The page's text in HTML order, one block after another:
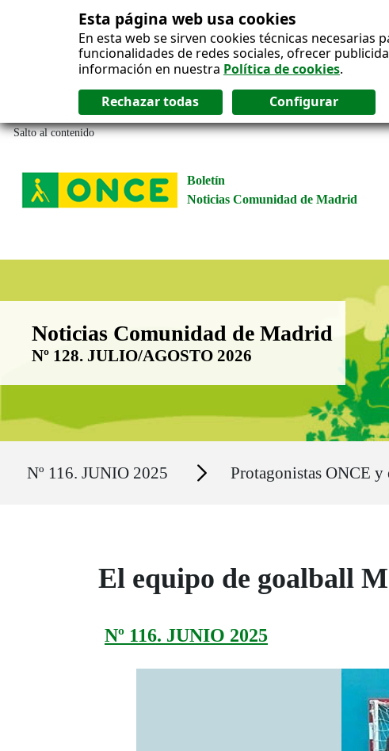
Esta página web usa cookies
En esta web se sirven cookies técnicas
funcionalidades de redes sociales, ofrecer
información en nuestra Política de cookies.
Salto al contenido
Boletín
Noticias Comunidad de Madrid
Boletín Noticias Comunidad de
Noticias Comunidad de Madrid
Nº 128. JULIO/AGOSTO 2026
Nº 116. JUNIO 2025 Secciones Protagonistas ONCE y
El equipo de goalball
Nº 116. JUNIO 2025